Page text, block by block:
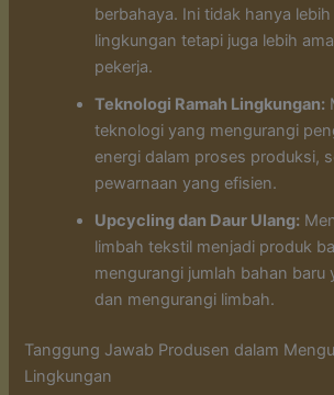
berbahaya. Ini tidak hanya lebih
lingkungan tetapi juga lebih
pekerja.
Teknologi Ramah Lingkungan:
teknologi yang mengurangi
energi dalam proses produksi,
pewarnaan yang efisien.
Upcycling dan Daur Ulang:
limbah tekstil menjadi produk
mengurangi jumlah bahan baru
dan mengurangi limbah.
Tanggung Jawab Produsen dalam
Lingkungan